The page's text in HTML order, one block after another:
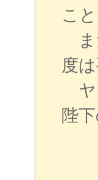
こ
ま
度
ヤ
陛